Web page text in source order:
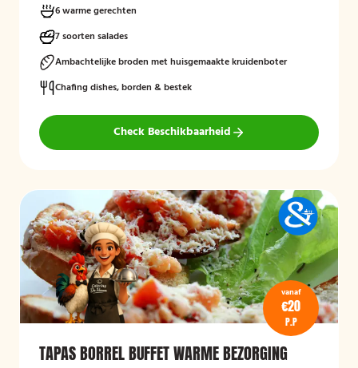
tijdens het afrekenen.heeft u nog vragen over bijvoorbeeld
dieetwensen neem dan gerust contact op.
6 warme gerechten
7 soorten salades
Ambachtelijke broden met huisgemaakte kruidenboter
Chafing dishes, borden & bestek
Check Beschikbaarheid
vanaf
€20
P.P
TAPAS BORREL BUFFET WARME BEZORGING